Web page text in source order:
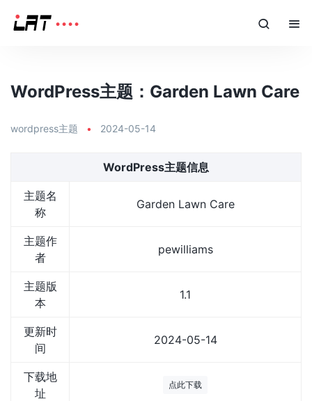
WordPress主题：Garden Lawn Care
wordpress主题 • 2024-05-14
WordPress主题信息
主题名
称
Garden Lawn Care
主题作
者
pewilliams
主题版
本
1.1
更新时
间
2024-05-14
下载地
址
点此下载